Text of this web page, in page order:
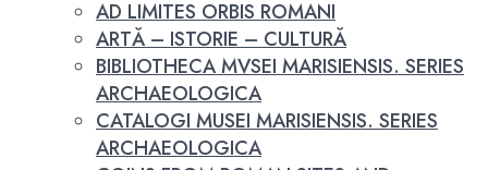
AD LIMITES ORBIS ROMANI
ARTĂ – ISTORIE – CULTURĂ
BIBLIOTHECA MVSEI MARISIENSIS. SERIES
ARCHAEOLOGICA
CATALOGI MUSEI MARISIENSIS. SERIES
ARCHAEOLOGICA